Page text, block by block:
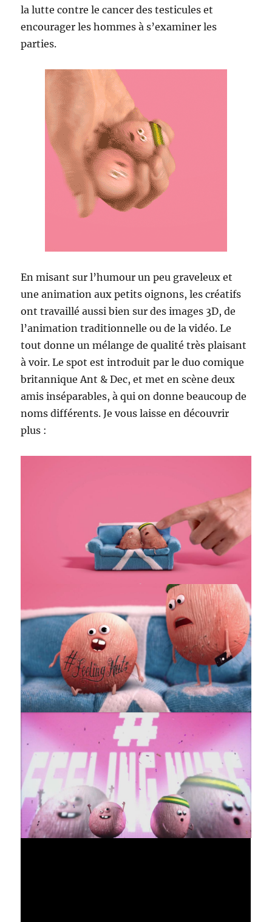
la lutte contre le cancer des testicules et
encourager les hommes à s’examiner les
parties.
En misant sur l’humour un peu graveleux et
une animation aux petits oignons, les créatifs
ont travaillé aussi bien sur des images 3D, de
l’animation traditionnelle ou de la vidéo. Le
tout donne un mélange de qualité très plaisant
à voir. Le spot est introduit par le duo comique
britannique Ant & Dec, et met en scène deux
amis inséparables, à qui on donne beaucoup de
noms différents. Je vous laisse en découvrir
plus :